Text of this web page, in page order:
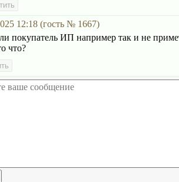
12:18 (гость № 1667)
покупатель ИП например так и не
что?